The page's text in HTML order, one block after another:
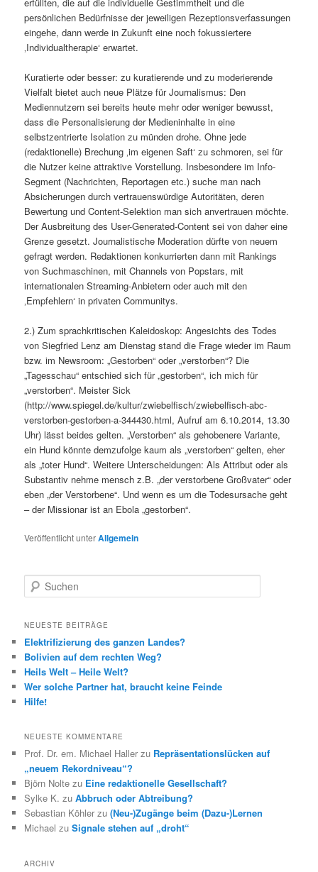
persönlichen Bedürfnisse der jeweiligen Rezeptionsverfassungen
eingehe, dann werde in Zukunft eine noch fokussiertere
‚Individualtherapie‘ erwartet.
Kuratierte oder besser: zu kuratierende und zu moderierende
Vielfalt bietet auch neue Plätze für Journalismus: Den
Mediennutzern sei bereits heute mehr oder weniger bewusst,
dass die Personalisierung der Medieninhalte in eine
selbstzentrierte Isolation zu münden drohe. Ohne jede
(redaktionelle) Brechung ‚im eigenen Saft‘ zu schmoren, sei für
die Nutzer keine attraktive Vorstellung. Insbesondere im Info-
Segment (Nachrichten, Reportagen etc.) suche man nach
Absicherungen durch vertrauenswürdige Autoritäten, deren
Bewertung und Content-Selektion man sich anvertrauen möchte.
Der Ausbreitung des User-Generated-Content sei von daher eine
Grenze gesetzt. Journalistische Moderation dürfte von neuem
gefragt werden. Redaktionen konkurrierten dann mit Rankings
von Suchmaschinen, mit Channels von Popstars, mit
internationalen Streaming-Anbietern oder auch mit den
‚Empfehlern‘ in privaten Communitys.
2.) Zum sprachkritischen Kaleidoskop: Angesichts des Todes
von Siegfried Lenz am Dienstag stand die Frage wieder im Raum
bzw. im Newsroom: „Gestorben“ oder „verstorben“? Die
„Tagesschau“ entschied sich für „gestorben“, ich mich für
„verstorben“. Meister Sick
(http://www.spiegel.de/kultur/zwiebelfisch/zwiebelfisch-abc-
verstorben-gestorben-a-344430.html, Aufruf am 6.10.2014, 13.30
Uhr) lässt beides gelten. „Verstorben“ als gehobenere Variante,
ein Hund könnte demzufolge kaum als „verstorben“ gelten, eher
als „toter Hund“. Weitere Unterscheidungen: Als Attribut oder als
Substantiv nehme mensch z.B. „der verstorbene Großvater“ oder
eben „der Verstorbene“. Und wenn es um die Todesursache geht
– der Missionar ist an Ebola „gestorben“.
Veröffentlicht unterAllgemein
Suchen
NEUESTE BEITRÄGE
Elektrifizierung des ganzen Landes?
Bolivien auf dem rechten Weg?
Heils Welt – Heile Welt?
Wer solche Partner hat, braucht keine Feinde
Hilfe!
NEUESTE KOMMENTARE
Prof. Dr. em. Michael Haller zu Repräsentationslücken auf
„neuem Rekordniveau“?
Björn Nolte zu Eine redaktionelle Gesellschaft?
Sylke K. zuAbbruch oder Abtreibung?
Sebastian Köhler zu(Neu-)Zugänge beim (Dazu-)Lernen
Michael zuSignale stehen auf „droht“
ARCHIV